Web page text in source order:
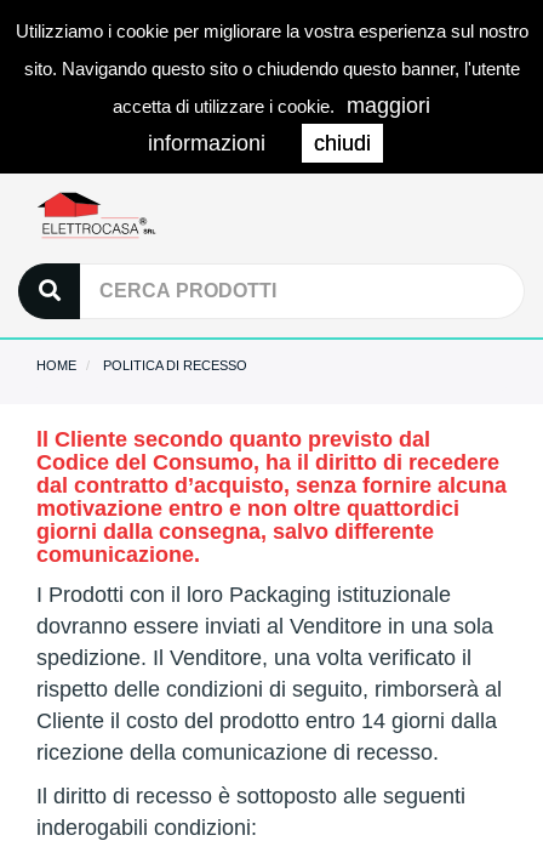
Utilizziamo i cookie per migliorare la vostra esperienza sul nostro
sito. Navigando questo sito o chiudendo questo banner, l'utente
accetta di utilizzare i cookie.
maggiori
informazioni
chiudi
0
HOME POLITICA DI RECESSO
ll Cliente secondo quanto previsto dal
Codice del Consumo, ha il diritto di recedere
dal contratto d’acquisto, senza fornire alcuna
motivazione entro e non oltre quattordici
giorni dalla consegna, salvo differente
comunicazione.
I Prodotti con il loro Packaging istituzionale
dovranno essere inviati al Venditore in una sola
spedizione. Il Venditore, una volta verificato il
rispetto delle condizioni di seguito, rimborserà al
Cliente il costo del prodotto entro 14 giorni dalla
ricezione della comunicazione di recesso.
Il diritto di recesso è sottoposto alle seguenti
inderogabili condizioni: